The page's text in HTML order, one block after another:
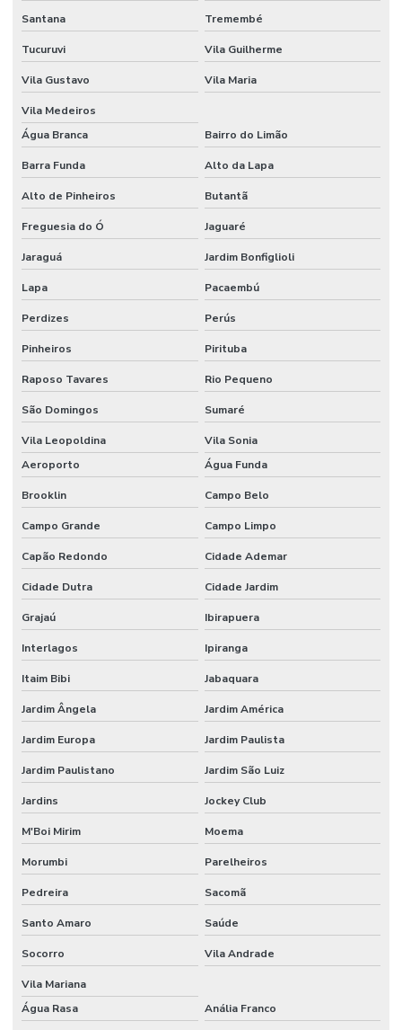
Dispensador de líquidos
Dispensador de líquidos para laboratório
Distribuidor wheaton
Eletrodo de ph
Eletrodo de ph preço
Equipamentos para laboratório de química
Equipamentos de laboratório de química banho maria
Espátula para laboratório
Espátula para laboratório de química
Espectrofotômetro análise de água
Espectrofotômetro comprar
Estufa de secagem digital
Estufa de secagem digital para laboratório
Fabricante de vidrarias para laboratório
Filtro de seringa
Filtro de ventilação
Fornecedor de vidraria para laboratório
Fornecedores de materiais para laboratório
Forno para laboratório
Forno mufla
Forno mufla preço
Frasco bod
Frasco mariotte
Frasco mariotte com torneira
Frasco reagente graduado tampa azul preço
Frasco reagente com tampa de rosca
Santana Tremembé
Tucuruvi Vila Guilherme
Vila Gustavo Vila Maria
Vila Medeiros
Água Branca
Bairro do Limão
Barra Funda Alto da Lapa
Alto de Pinheiros Butantã
Freguesia do Ó Jaguaré
Jaraguá Jardim Bonfiglioli
Lapa Pacaembú
Perdizes Perús
Pinheiros Pirituba
Raposo Tavares Rio Pequeno
São Domingos Sumaré
Vila Leopoldina
Vila Sonia
Aeroporto
Água Funda
Brooklin Campo Belo
Campo Grande Campo Limpo
Capão Redondo Cidade Ademar
Cidade Dutra Cidade Jardim
Grajaú Ibirapuera
Interlagos Ipiranga
Itaim Bibi Jabaquara
Jardim Ângela Jardim América
Jardim Europa Jardim Paulista
Jardim Paulistano Jardim São Luiz
Jardins Jockey Club
M'Boi Mirim Moema
Morumbi Parelheiros
Pedreira Sacomã
Santo Amaro Saúde
Socorro Vila Andrade
Vila Mariana
Água Rasa
Anália Franco